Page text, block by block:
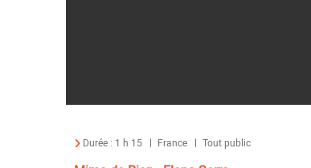
Durée : 1 h 15 France Tout public